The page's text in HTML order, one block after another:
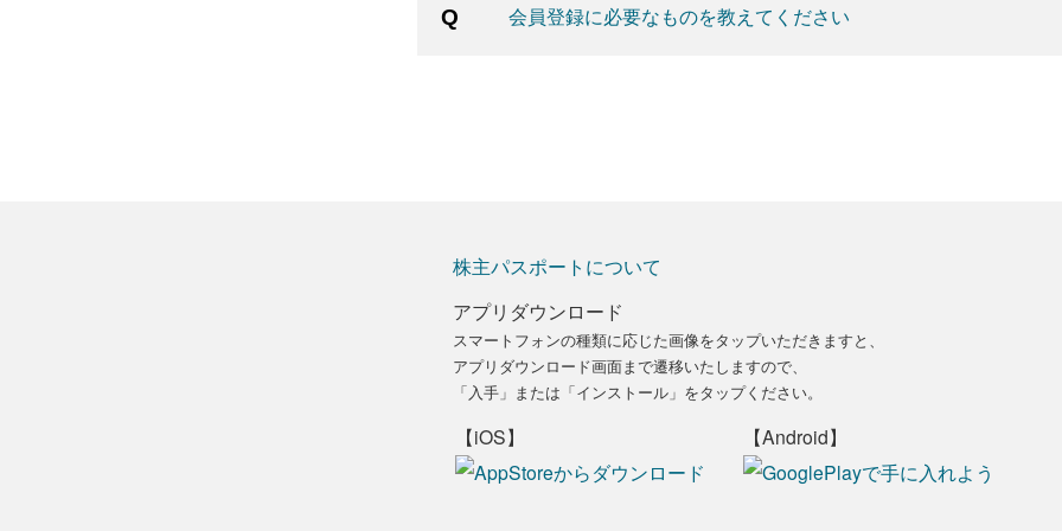
会員登録に必要なものを教えてください
株主パスポートについて
アプリダウンロード
スマートフォンの種類に応じた画像をタップいただきますと、
アプリダウンロード画面まで遷移いたしますので、
「入手」または「インストール」をタップください。
【iOS】 【Android】